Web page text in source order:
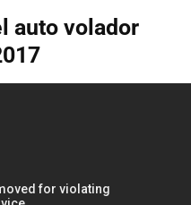
auto volador